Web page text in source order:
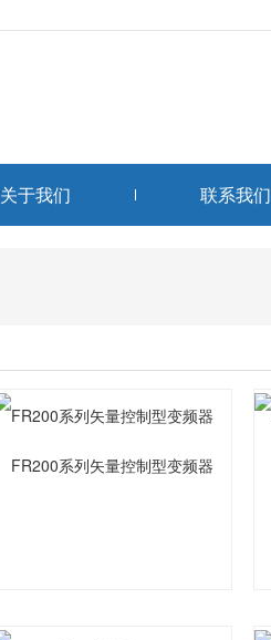
关于我们 联系我们
FR200系列矢量控制型变频器